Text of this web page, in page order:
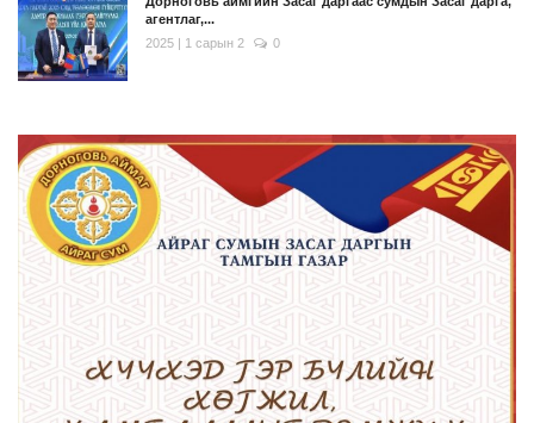
агентлаг,...
2025 | 1 сарын 2
0